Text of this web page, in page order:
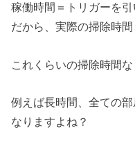
稼働時間＝トリガーを
だから、実際の掃除時間
これくらいの掃除時間な
例えば長時間、全ての
なりますよね？